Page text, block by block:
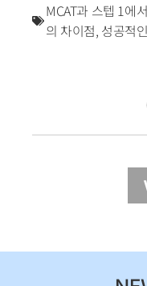
MCAT과 스텝 1에
의 차이점, 성공적